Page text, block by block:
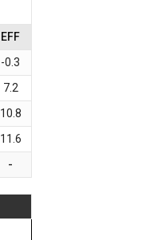
EFF
-0.3
7.2
10.8
11.6
-